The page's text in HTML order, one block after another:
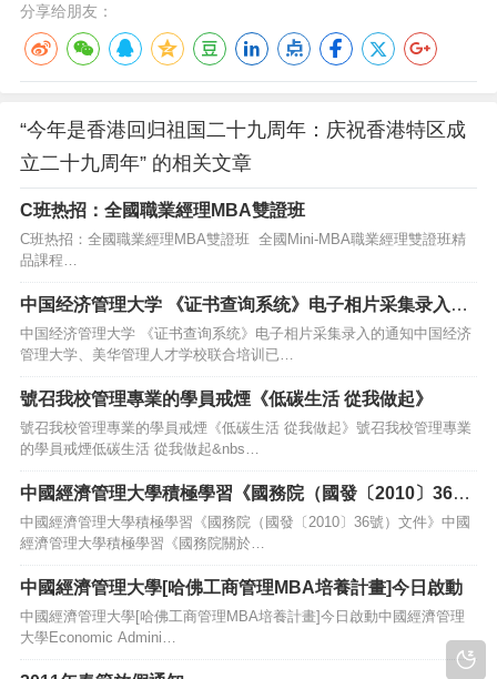
分享给朋友：
“今年是香港回归祖国二十九周年：庆祝香港特区成
立二十九周年” 的相关文章
C班热招：全國職業經理MBA雙證班
C班热招：全國職業經理MBA雙證班 全國Mini-MBA職業經理雙證班精
品課程…
中国经济管理大学 《证书查询系统》电子相片采集录入的
通知
中国经济管理大学 《证书查询系统》电子相片采集录入的通知中国经济
管理大学、美华管理人才学校联合培训已…
號召我校管理專業的學員戒煙《低碳生活 從我做起》
號召我校管理專業的學員戒煙《低碳生活 從我做起》號召我校管理專業
的學員戒煙低碳生活 從我做起&nbs…
中國經濟管理大學積極學習《國務院（國發〔2010〕36
號）文件》
中國經濟管理大學積極學習《國務院（國發〔2010〕36號）文件》中國
經濟管理大學積極學習《國務院關於…
中國經濟管理大學[哈佛工商管理MBA培養計畫]今日啟動
中國經濟管理大學[哈佛工商管理MBA培養計畫]今日啟動中國經濟管理
大學Economic Admini…